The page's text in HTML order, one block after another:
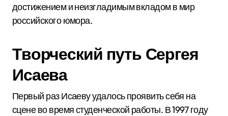
достижением и неизгладимым вкладом в мир
российского юмора.
Творческий путь Сергея
Исаева
Первый раз Исаеву удалось проявить себя на
сцене во время студенческой работы. В 1997 году